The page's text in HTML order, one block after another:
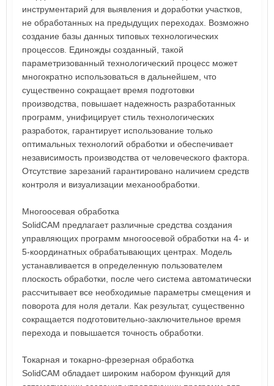
инструментарий для выявления и доработки участков,
не обработанных на предыдущих переходах. Возможно
создание базы данных типовых технологических
процессов. Единожды созданный, такой
параметризованный технологический процесс может
многократно использоваться в дальнейшем, что
существенно сокращает время подготовки
производства, повышает надежность разработанных
программ, унифицирует стиль технологических
разработок, гарантирует использование только
оптимальных технологий обработки и обеспечивает
независимость производства от человеческого фактора.
Отсутствие зарезаний гарантировано наличием средств
контроля и визуализации механообработки.
Многоосевая обработка
SolidCAM предлагает различные средства создания
управляющих программ многоосевой обработки на 4- и
5-координатных обрабатывающих центрах. Модель
устанавливается в определенную пользователем
плоскость обработки, после чего система автоматически
рассчитывает все необходимые параметры смещения и
поворота для ноля детали. Как результат, существенно
сокращается подготовительно-заключительное время
перехода и повышается точность обработки.
Токарная и токарно-фрезерная обработка
SolidCAM обладает широким набором функций для